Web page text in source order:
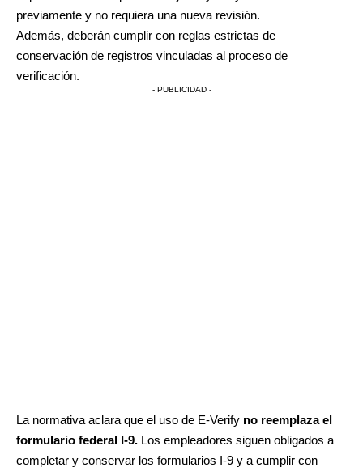
previamente y no requiera una nueva revisión.
Además, deberán cumplir con reglas estrictas de
conservación de registros vinculadas al proceso de
verificación.
- PUBLICIDAD -
La normativa aclara que el uso de E-Verify no reemplaza el
formulario federal I-9. Los empleadores siguen obligados a
completar y conservar los formularios I-9 y a cumplir con